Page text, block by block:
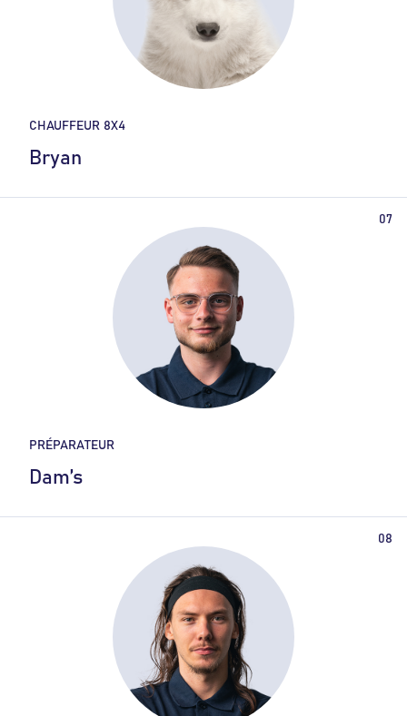
CHAUFFEUR 8X4
Bryan
PRÉPARATEUR
Dam’s